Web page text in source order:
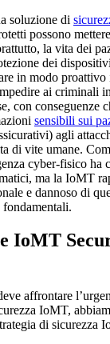
soluzione di
possono
la vita dei
dei
in modo proattivo
ai criminali
con conseguenze
sensibili sui
agli
di vite umane.
cyber-fisico ha
ma la IoMT
e dannoso di
fondamentali.
IoMT
affrontare
IoMT,
di sicurezza